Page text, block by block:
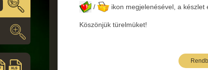
/
ikon megjelenésével, a készlet
Köszönjük türelmüket!
Főkategória:ÉvelőkNemzetség :